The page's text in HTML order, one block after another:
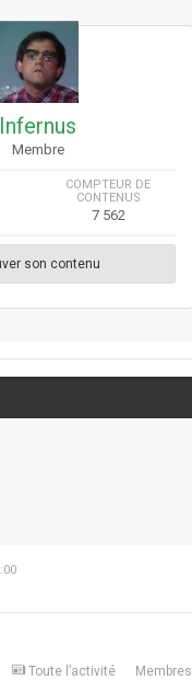
Infernus
Membre
COMPTEUR DE
CONTENUS
7 562
son contenu
Toute l’activité Membres